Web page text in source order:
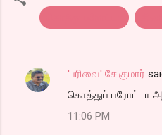
C
'பரிவை' சே.குமார்
கொத்துப் பரோட்டா
11:06 PM